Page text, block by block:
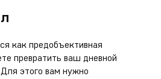
как предобъективная
превратить ваш дневной
этого вам нужно